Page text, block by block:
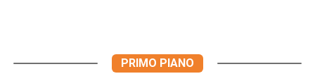
PRIMO PIANO